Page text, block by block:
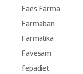
Faes Farma
Farmaban
Farmalika
Favesam
fepadiet